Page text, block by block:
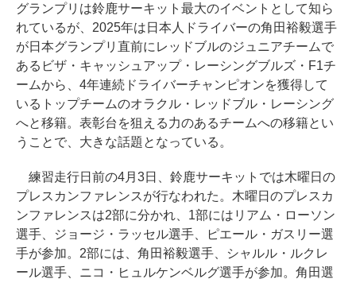
グランプリは鈴鹿サーキット最大のイベントとして知ら
れているが、2025年は日本人ドライバーの角田裕毅選手
が日本グランプリ直前にレッドブルのジュニアチームで
あるビザ・キャッシュアップ・レーシングブルズ・F1チ
ームから、4年連続ドライバーチャンピオンを獲得して
いるトップチームのオラクル・レッドブル・レーシング
へと移籍。表彰台を狙える力のあるチームへの移籍とい
うことで、大きな話題となっている。
練習走行日前の4月3日、鈴鹿サーキットでは木曜日の
プレスカンファレンスが行なわれた。木曜日のプレスカ
ンファレンスは2部に分かれ、1部にはリアム・ローソン
選手、ジョージ・ラッセル選手、ピエール・ガスリー選
手が参加。2部には、角田裕毅選手、シャルル・ルクレ
ール選手、ニコ・ヒュルケンベルグ選手が参加。角田選